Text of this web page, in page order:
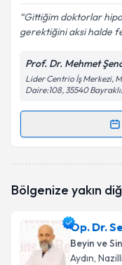
Gittiğim doktorlar
gerektiğini aksi halde
Prof. Dr. Mehmet
Lider Centrio İş Merkezi,
Daire:108, 35540
Randevu
talebi oluşturun.
bilgilendireceğiz.
E-posta
Bölgenize yakın
Op. Dr.
Beyin ve
Aydın, Nazilli